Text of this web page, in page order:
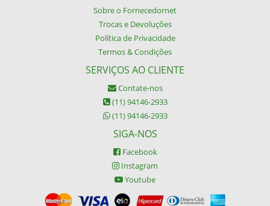
Sobre o Fornecedornet
Trocas e Devoluções
Política de Privacidade
Termos & Condições
SERVIÇOS AO CLIENTE
Contate-nos
(11) 94146-2933
(11) 94146-2933
SIGA-NOS
Facebook
Instagram
Youtube